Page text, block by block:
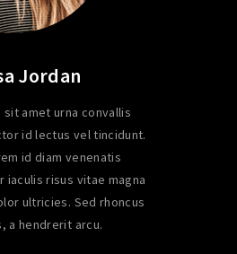
Jordan
amet urna convallis
id lectus vel tincidunt.
id diam venenatis
iaculis risus vitae magna
ultricies. Sed rhoncus
a hendrerit arcu.